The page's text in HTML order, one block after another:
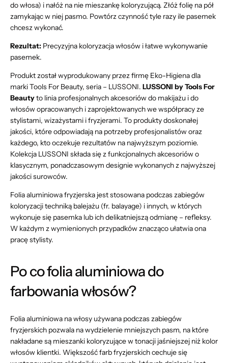
do włosa) i nałóż na nie mieszankę koloryzującą. Złóż folię na pół
zamykając w niej pasmo. Powtórz czynność tyle razy ile pasemek
chcesz wykonać.
Rezultat: Precyzyjna koloryzacja włosów i łatwe wykonywanie
pasemek.
Produkt został wyprodukowany przez firmę Eko-Higiena dla
marki Tools For Beauty, seria – LUSSONI. LUSSONI by Tools For
Beautyto linia profesjonalnych akcesoriów do makijażu i do
włosów opracowanych i zaprojektowanych we współpracy ze
stylistami, wizażystami i fryzjerami. To produkty doskonałej
jakości, które odpowiadają na potrzeby profesjonalistów oraz
każdego, kto oczekuje rezultatów na najwyższym poziomie.
Kolekcja LUSSONI składa się z funkcjonalnych akcesoriów o
klasycznym, ponadczasowym designie wykonanych z najwyższej
jakości surowców.
Folia aluminiowa fryzjerska jest stosowana podczas zabiegów
koloryzacji techniką balejażu (fr. balayage) i innych, w których
wykonuje się pasemka lub ich delikatniejszą odmianę – refleksy.
W każdym z wymienionych przypadków znacząco ułatwia ona
pracę stylisty.
Po co folia aluminiowa do
farbowania włosów?
Folia aluminiowa na włosy używana podczas zabiegów
fryzjerskich pozwala na wydzielenie mniejszych pasm, na które
nakładane są mieszanki koloryzujące w tonacji jaśniejszej niż kolor
włosów klientki. Większość farb fryzjerskich cechuje się